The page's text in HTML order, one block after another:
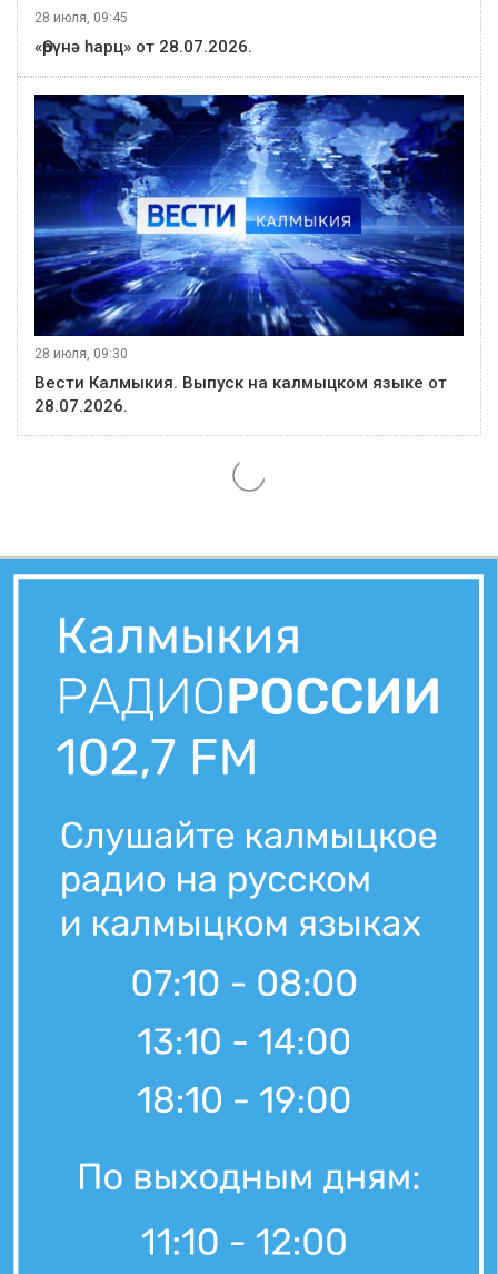
28 июля, 09:45
«Өрүнә һарц» от 28.07.2026.
28 июля, 09:30
Вести Калмыкия. Выпуск на калмыцком языке от
28.07.2026.